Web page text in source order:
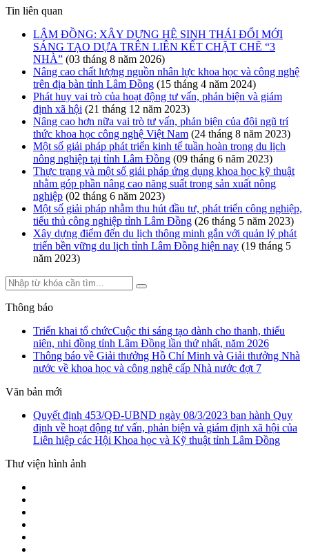
Tin liên quan
LÂM ĐỒNG: XÂY DỰNG HỆ SINH THÁI ĐỔI MỚI
SÁNG TẠO DỰA TRÊN LIÊN KẾT CHẶT CHẼ “3
NHÀ” (03 tháng 8 năm 2026)
Nâng cao chất lượng nguồn nhân lực khoa học và công nghệ
trên địa bàn tỉnh Lâm Đồng (15 tháng 4 năm 2024)
Phát huy vai trò của hoạt động tư vấn, phản biện và giám
định xã hội (21 tháng 12 năm 2023)
Nâng cao hơn nữa vai trò tư vấn, phản biện của đội ngũ trí
thức khoa học công nghệ Việt Nam (24 tháng 8 năm 2023)
Một số giải pháp phát triển kinh tế tuần hoàn trong du lịch
nông nghiệp tại tỉnh Lâm Đồng (09 tháng 6 năm 2023)
Thực trạng và một số giải pháp ứng dụng khoa học kỹ thuật
nhằm góp phần nâng cao năng suất trong sản xuất nông
nghiệp (02 tháng 6 năm 2023)
Một số giải pháp nhằm thu hút đầu tư, phát triển công nghiệp,
tiểu thủ công nghiệp tỉnh Lâm Đồng (26 tháng 5 năm 2023)
Xây dựng điểm đến du lịch thông minh gắn với quản lý phát
triển bền vững du lịch tỉnh Lâm Đồng hiện nay (19 tháng 5
năm 2023)
Thông báo
Triển khai tổ chứcCuộc thi sáng tạo dành cho thanh, thiếu
niên, nhi đồng tỉnh Lâm Đồng lần thứ nhất, năm 2026
Thông báo về Giải thưởng Hồ Chí Minh và Giải thưởng Nhà
nước về khoa học và công nghệ cấp Nhà nước đợt 7
Văn bản mới
Quyết định 453/QĐ-UBND ngày 08/3/2023 ban hành Quy
định về hoạt động tư vấn, phản biện và giám định xã hội của
Liên hiệp các Hội Khoa học và Kỹ thuật tỉnh Lâm Đồng
Thư viện hình ảnh